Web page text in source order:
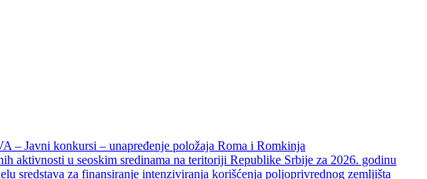
konkursi – unapređenje položaja Roma i Romkinja
u seoskim sredinama na teritoriji Republike Srbije za 2026. godinu
za finansiranje intenziviranja korišćenja poljoprivrednog zemljišta